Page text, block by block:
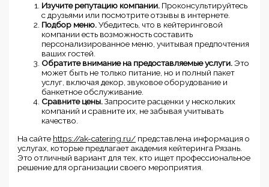
Изучите репутацию компании. Проконсультируйтесь
с друзьями или посмотрите отзывы в интернете.
Подбор меню.Убедитесь, что в кейтеринговой
компании есть возможность составить
персонализированное меню, учитывая предпочтения
ваших гостей.
Обратите внимание на предоставляемые услуги.Это
может быть не только питание, но и полный пакет
услуг, включая декор, звуковое оборудование и
банкетное обслуживание.
Сравните цены.Запросите расценки у нескольких
компаний и сравните их, не забывая учитывать
качество.
На сайте https://ak-catering.ru/ представлена информация о
услугах, которые предлагает академия кейтеринга Рязань.
Это отличный вариант для тех, кто ищет профессиональное
решение для организации своего мероприятия.